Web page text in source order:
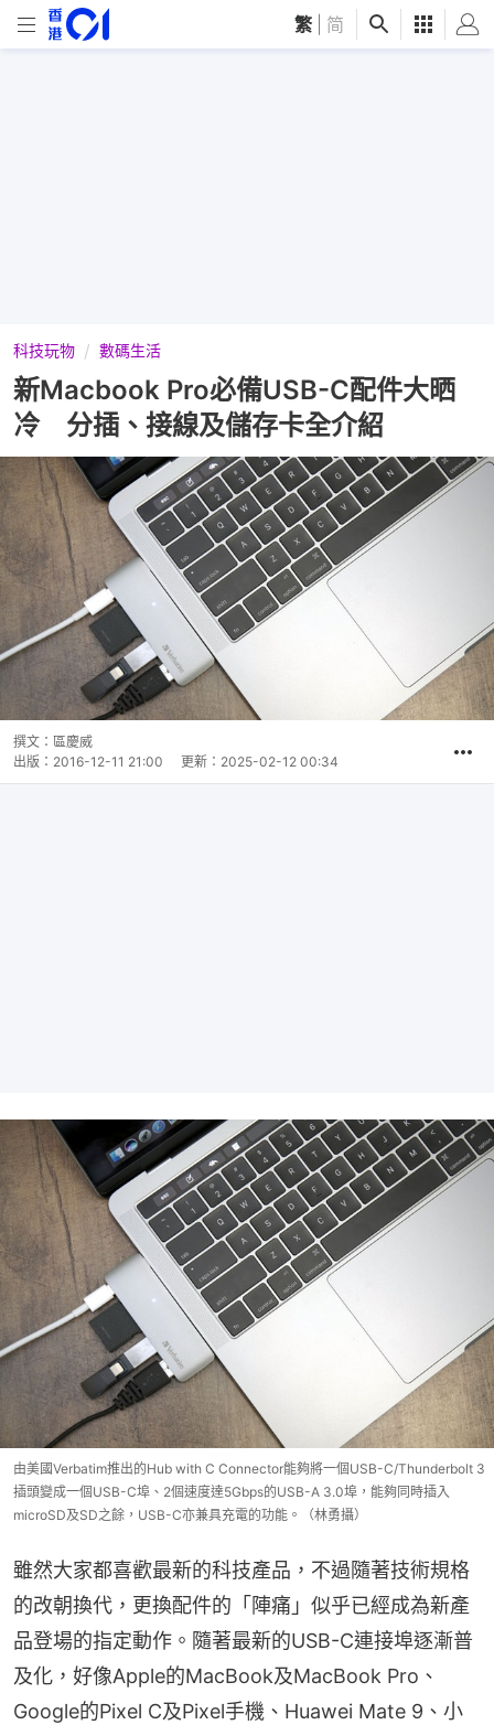
繁 简
科技玩物 數碼生活
新Macbook Pro必備USB-C配件大晒
冷 分插、接線及儲存卡全介紹
撰文： 區慶威
出版： 2016-12-11 21:00 更新： 2025-02-12 00:34
由美國Verbatim推出的Hub with C Connector能夠將一個USB-C/Thunderbolt 3
插頭變成一個USB-C埠、2個速度達5Gbps的USB-A 3.0埠，能夠同時插入
microSD及SD之餘，USB-C亦兼具充電的功能。（林勇攝）
雖然大家都喜歡最新的科技產品，不過隨著技術規格
的改朝換代，更換配件的「陣痛」似乎已經成為新產
品登場的指定動作。隨著最新的USB-C連接埠逐漸普
及化，好像Apple的MacBook及MacBook Pro、
Google的Pixel C及Pixel手機、Huawei Mate 9、小